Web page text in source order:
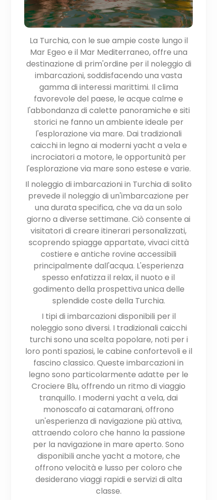
La Turchia, con le sue ampie coste lungo il
Mar Egeo e il Mar Mediterraneo, offre una
destinazione di prim'ordine per il noleggio di
imbarcazioni, soddisfacendo una vasta
gamma di interessi marittimi. Il clima
favorevole del paese, le acque calme e
l'abbondanza di calette panoramiche e siti
storici ne fanno un ambiente ideale per
l'esplorazione via mare. Dai tradizionali
caicchi in legno ai moderni yacht a vela e
incrociatori a motore, le opportunità per
l'esplorazione via mare sono estese e varie.
Il noleggio di imbarcazioni in Turchia di solito
prevede il noleggio di un'imbarcazione per
una durata specifica, che va da un solo
giorno a diverse settimane. Ciò consente ai
visitatori di creare itinerari personalizzati,
scoprendo spiagge appartate, vivaci città
costiere e antiche rovine accessibili
principalmente dall'acqua. L'esperienza
spesso enfatizza il relax, il nuoto e il
godimento della prospettiva unica delle
splendide coste della Turchia.
I tipi di imbarcazioni disponibili per il
noleggio sono diversi. I tradizionali caicchi
turchi sono una scelta popolare, noti per i
loro ponti spaziosi, le cabine confortevoli e il
fascino classico. Queste imbarcazioni in
legno sono particolarmente adatte per le
Crociere Blu, offrendo un ritmo di viaggio
tranquillo. I moderni yacht a vela, dai
monoscafo ai catamarani, offrono
un'esperienza di navigazione più attiva,
attraendo coloro che hanno la passione
per la navigazione in mare aperto. Sono
disponibili anche yacht a motore, che
offrono velocità e lusso per coloro che
desiderano viaggi rapidi e servizi di alta
classe.